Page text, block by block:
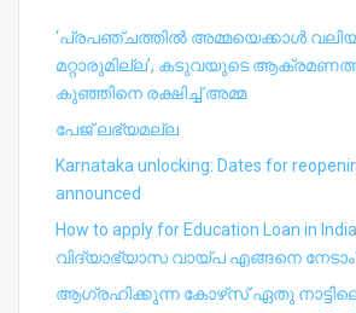
‘പ്രപഞ്ചത്തില്‍ അമ്മയെക്കാള്‍ വലിയ
മറ്റാരുമില്ല’, കടുവയുടെ
കുഞ്ഞിനെ രക്ഷിച്ച് അമ്മ
പേജ് ലഭ്യമല്ല
Karnataka unlocking: Dates for
announced
How to apply for Education Loan in
വിദ്യാഭ്യാസ വായ്പ എങ്ങനെ
ആഗ്രഹിക്കുന്ന കോഴ്‍സ് ഏതു